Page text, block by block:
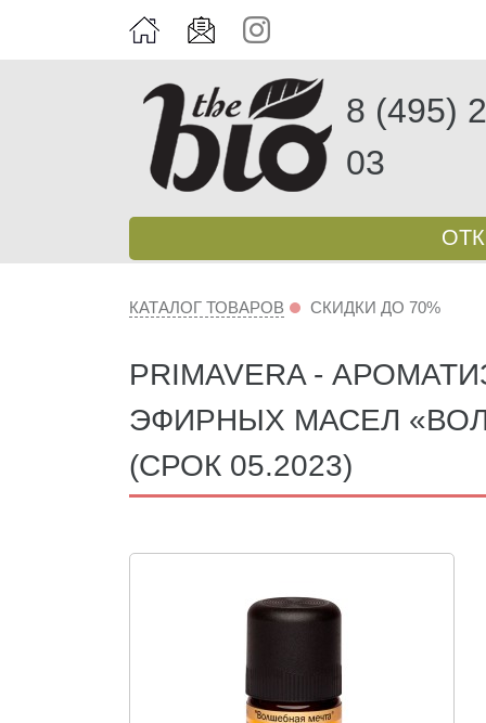
8 (495)
03
КАТАЛОГ ТОВАРОВ СКИДКИ ДО 70%
PRIMAVERA -
ЭФИРНЫХ МАСЕЛ
(СРОК 05.2023)